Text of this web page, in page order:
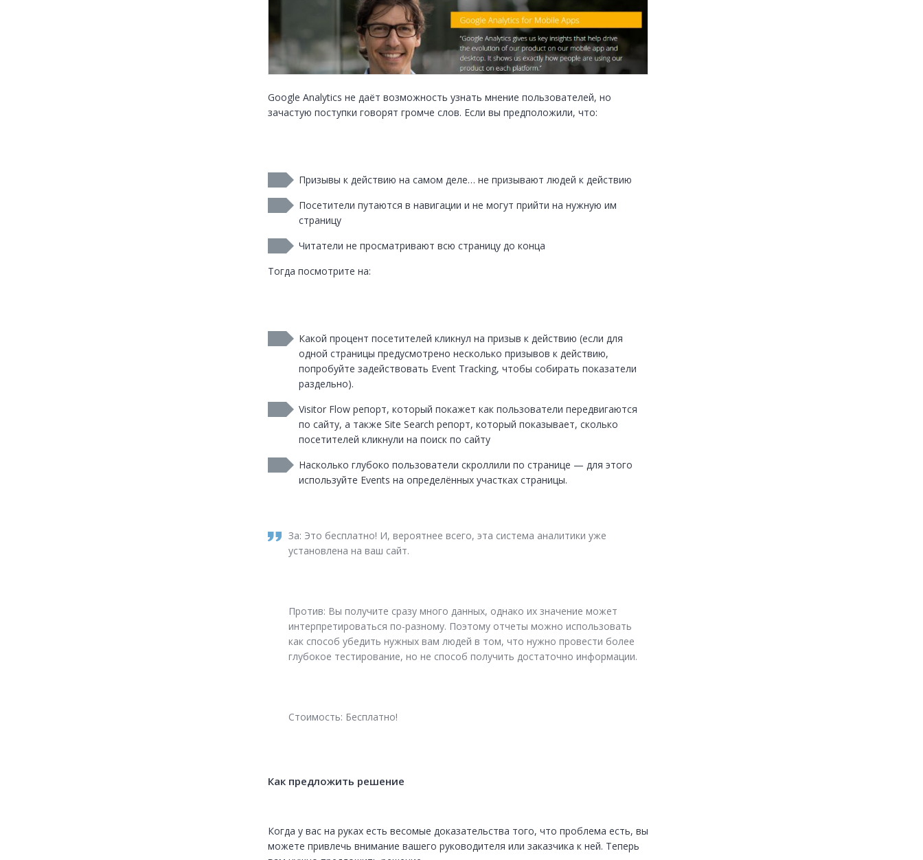
Google Analytics не даёт возможность узнать мнение пользователей, но
зачастую поступки говорят громче слов. Если вы предположили, что:
Призывы к действию на самом деле… не призывают людей к действию
Посетители путаются в навигации и не могут прийти на нужную им
страницу
Читатели не просматривают всю страницу до конца
Тогда посмотрите на:
Какой процент посетителей кликнул на призыв к действию (если для
одной страницы предусмотрено несколько призывов к действию,
попробуйте задействовать Event Tracking, чтобы собирать показатели
раздельно).
Visitor Flow репорт, который покажет как пользователи передвигаются
по сайту, а также Site Search репорт, который показывает, сколько
посетителей кликнули на поиск по сайту
Насколько глубоко пользователи скроллили по странице — для этого
используйте Events на определённых участках страницы.
За: Это бесплатно! И, вероятнее всего, эта система аналитики уже
установлена на ваш сайт.
Против: Вы получите сразу много данных, однако их значение может
интерпретироваться по-разному. Поэтому отчеты можно использовать
как способ убедить нужных вам людей в том, что нужно провести более
глубокое тестирование, но не способ получить достаточно информации.
Стоимость: Бесплатно!
Как предложить решение
Когда у вас на руках есть весомые доказательства того, что проблема есть, вы
можете привлечь внимание вашего руководителя или заказчика к ней. Теперь